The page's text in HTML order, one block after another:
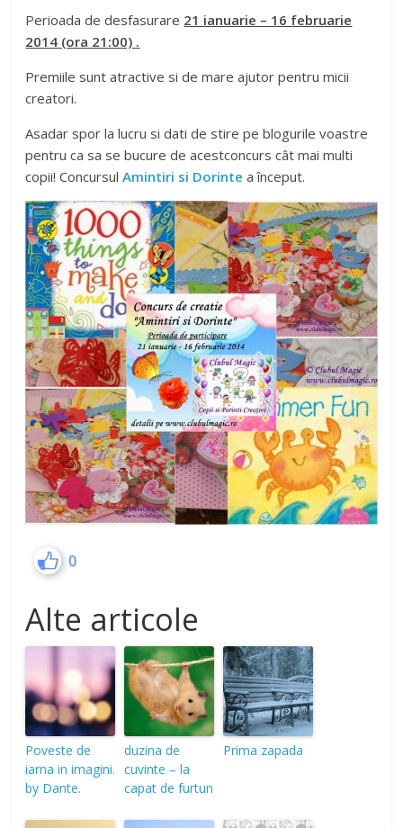
Perioada de desfasurare 21 ianuarie – 16 februarie
2014 (ora 21:00) .
Premiile sunt atractive si de mare ajutor pentru micii
creatori.
Asadar spor la lucru si dati de stire pe blogurile voastre
pentru ca sa se bucure de acestconcurs cât mai multi
copii! ConcursulAmintiri si Dorinte a început.
0
Alte articole
Poveste de
iarna in imagini.
by Dante.
duzina de
cuvinte – la
capat de furtun
Prima zapada